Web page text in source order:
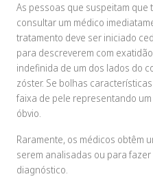
As pessoas que suspeitam que
consultar um médico
tratamento deve ser iniciado
para descreverem com
indefinida de um dos lados do
zóster. Se bolhas
faixa de pele representando
óbvio.
Raramente, os médicos obtêm
serem analisadas ou para
diagnóstico.